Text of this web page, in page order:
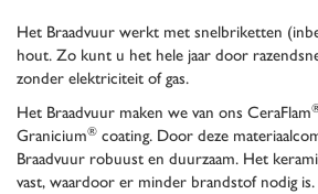
Het Braadvuur werkt met snelbriketten
hout. Zo kunt u het hele jaar door
zonder elektriciteit of gas.
Het Braadvuur maken we van ons CeraFlam
Granicium® coating. Door deze
Braadvuur robuust en duurzaam. Het
vast, waardoor er minder brandstof nodig is.